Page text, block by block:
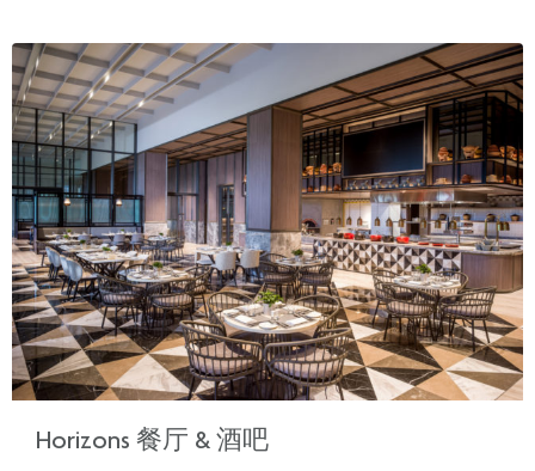
Horizons 餐厅 & 酒吧